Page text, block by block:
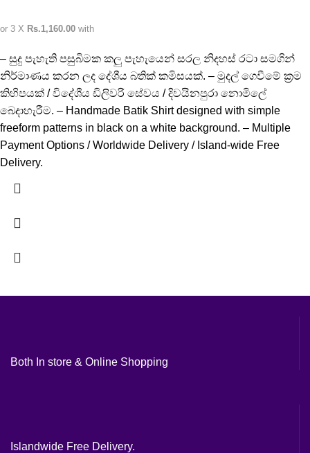
or 3 X Rs.1,160.00 with
– සුදු පැහැති පසුබිමක කලු පැහැයෙන් සරල නිදහස් රටා සමගින්
නිර්මාණය කරන ලද දේශීය බතික් කමිසයක්. – මුදල් ගෙවීමේ ක්‍රම
කිහිපයක් / විදේශීය ඩිලිවරි සේවය / දිවයිනපුරා නොමිලේ
බෙදාහැරීම. – Handmade Batik Shirt designed with simple
freeform patterns in black on a white background. – Multiple
Payment Options / Worldwide Delivery / Island-wide Free
Delivery.
Both In store & Online Shopping
Islandwide Free Delivery.